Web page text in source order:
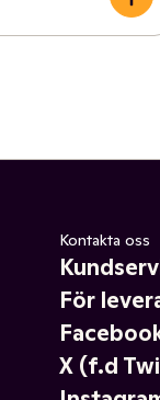
Kontakta oss
För
X (f.d